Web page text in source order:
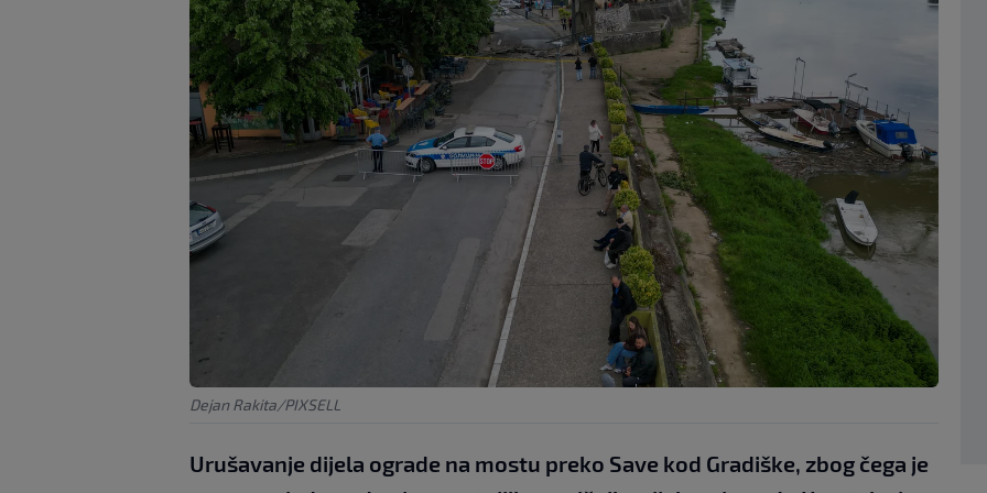
Dejan Rakita/PIXSELL
Urušavanje dijela ograde na mostu preko Save kod Gradiške, zbog čega je